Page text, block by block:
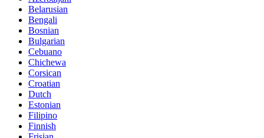
Belarusian
Bengali
Bosnian
Bulgarian
Cebuano
Chichewa
Corsican
Croatian
Dutch
Estonian
Filipino
Finnish